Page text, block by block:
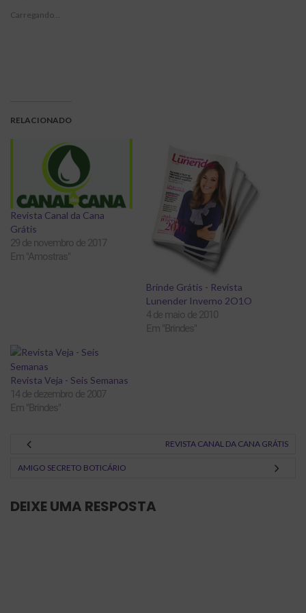
Carregando...
RELACIONADO
Revista Canal da Cana
Grátis
29 de novembro de 2017
Em "Amostras"
Brinde Grátis - Revista
Lunender Inverno 2O1O
4 de maio de 2010
Em "Brindes"
Revista Veja - Seis Semanas
14 de dezembro de 2007
Em "Brindes"
REVISTA CANAL DA CANA GRÁTIS
AMIGO SECRETO BOTICÁRIO
DEIXE UMA RESPOSTA